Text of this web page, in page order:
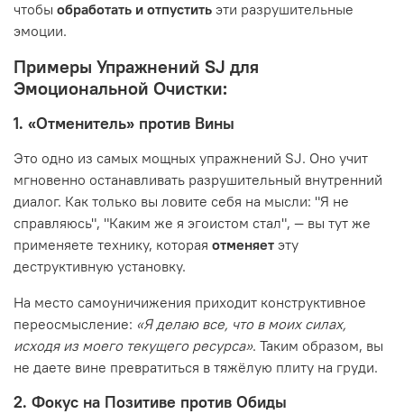
чтобы обработать и отпустить эти разрушительные
эмоции.
Примеры Упражнений SJ для
Эмоциональной Очистки:
1. «Отменитель» против Вины
Это одно из самых мощных упражнений SJ. Оно учит
мгновенно останавливать разрушительный внутренний
диалог. Как только вы ловите себя на мысли: "Я не
справляюсь", "Каким же я эгоистом стал", — вы тут же
применяете технику, которая отменяет эту
деструктивную установку.
На место самоуничижения приходит конструктивное
переосмысление: «Я делаю все, что в моих силах,
исходя из моего текущего ресурса». Таким образом, вы
не даете вине превратиться в тяжёлую плиту на груди.
2. Фокус на Позитиве против Обиды